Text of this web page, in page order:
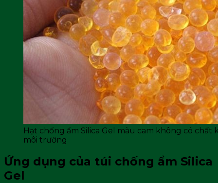
Hạt chống ẩm Silica Gel màu cam không có chất
môi trường
Ứng dụng của túi chống ẩm Silica
Gel